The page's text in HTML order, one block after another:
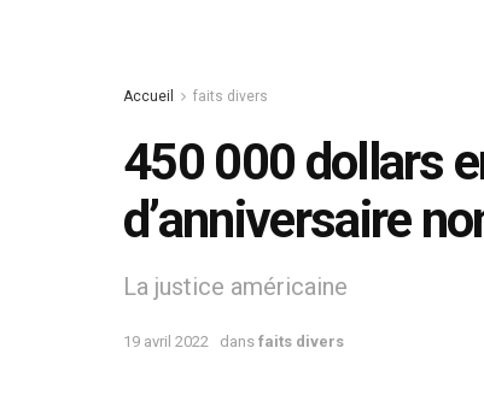
Accueil faits divers
450 000 dollars
d’anniversaire
La justice américaine
19 avril 2022 dans faits divers